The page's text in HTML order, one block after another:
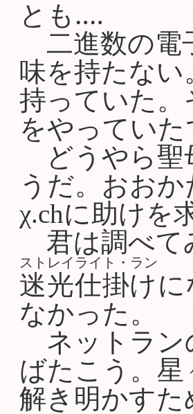
とも‥‥
二進数の電
味を持たな
持っていた
をやってい
どうやら聖
うだ。おお
χ.chに助けを
君は調べて
迷光仕掛け
ストレイライト・ラン
なかった。
ネットラン
ばたこう。
解き明かすた